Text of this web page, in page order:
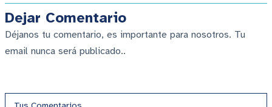
Dejar Comentario
Déjanos tu comentario, es importante para nosotros. Tu
email nunca será publicado..